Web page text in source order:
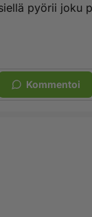
pyörii joku
Kommentoi